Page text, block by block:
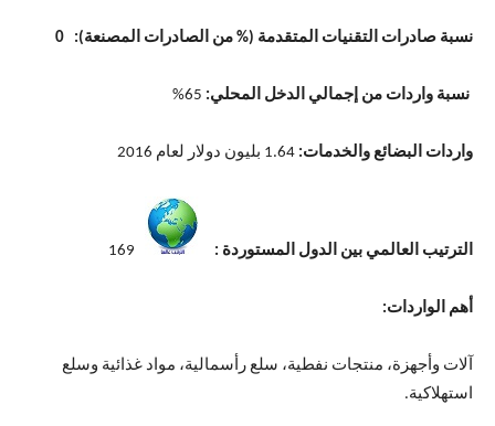
نسبة صادرات التقنيات المتقدمة (% من الصادرات المصنعة): 0
نسبة واردات من إجمالي الدخل المحلي: 65%
واردات البضائع والخدمات: 1.64 بليون دولار لعام 2016
الترتيب العالمي بين الدول المستوردة :
أهم الواردات:
آلات وأجهزة، منتجات نفطية، سلع رأسمالية، مواد غذائية وسلع
استهلاكية.